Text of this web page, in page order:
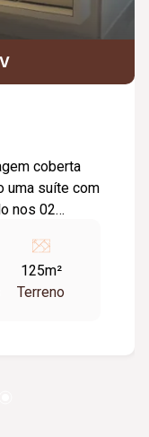
coberta
uma suíte com
nos 02
toda;
125m²
Terreno